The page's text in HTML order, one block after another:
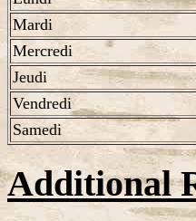
Mardi
Mercredi
Jeudi
Vendredi
Samedi
Additional